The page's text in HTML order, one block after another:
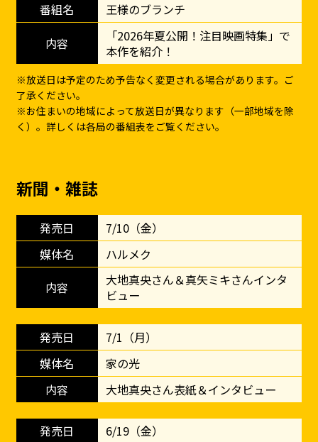
王様のブランチ
「2026年夏公開！注目映画特集」で
本作を紹介！
※放送日は予定のため予告なく変更される場合があります。ご
了承ください。
※お住まいの地域によって放送日が異なります（一部地域を除
く）。詳しくは各局の番組表をご覧ください。
新聞・雑誌
7/10（金）
ハルメク
大地真央さん＆真矢ミキさんインタ
ビュー
7/1（月）
家の光
大地真央さん表紙＆インタビュー
6/19（金）